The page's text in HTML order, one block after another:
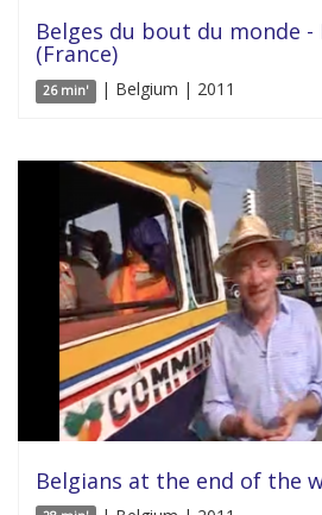
Belges du bout du monde -
(France)
26 min' | Belgium | 2011
Belgians at the end of the